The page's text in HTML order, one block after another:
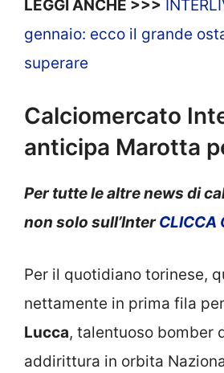
LEGGI ANCHE >>>
gennaio: ecco il grande
superare
Calciomercato
anticipa Marotta
Per tutte le altre news di
non solo sull’InterCLICCA
Per il quotidiano torinese,
nettamente in prima fila
Lucca, talentuoso bomber
addirittura in orbita